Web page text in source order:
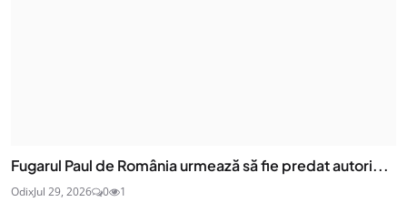
Fugarul Paul de România urmează să fie predat autori...
OdixJul 29, 2026 0 1